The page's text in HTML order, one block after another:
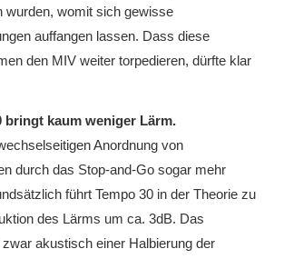
wurden, womit sich gewisse
auffangen lassen. Dass diese
den MIV weiter torpedieren, dürfte klar
bringt kaum weniger Lärm.
Anordnung von
durch das Stop-and-Go sogar mehr
führt Tempo 30 in der Theorie zu
des Lärms um ca. 3dB. Das
akustisch einer Halbierung der